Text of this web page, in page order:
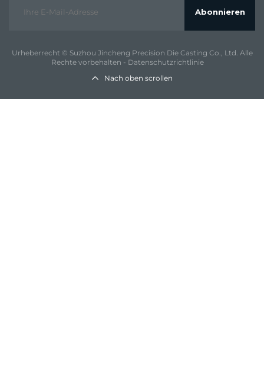
Abonnieren
Urheberrecht © Suzhou Jincheng Precision Die Casting Co., Ltd. Alle
Rechte vorbehalten - Datenschutzrichtlinie
Nach oben scrollen